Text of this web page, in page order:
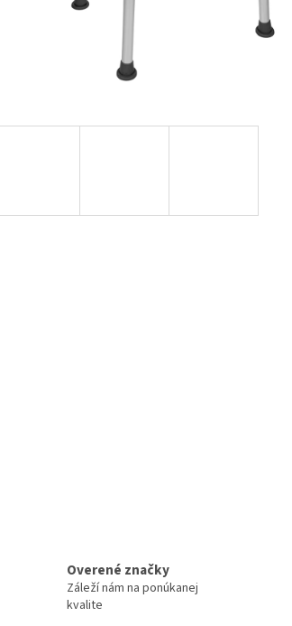
Overené značky
Záleží nám na ponúkanej
kvalite